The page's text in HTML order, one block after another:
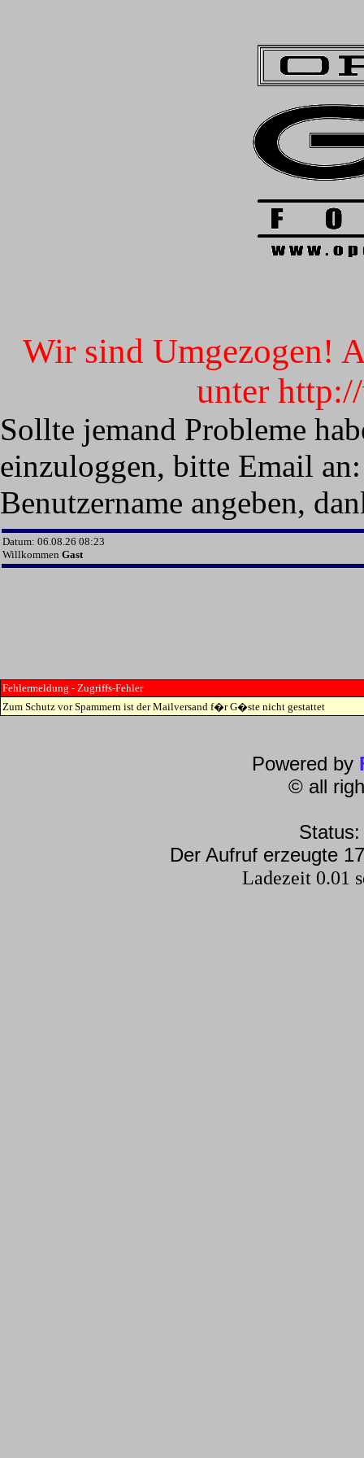
Wir sind Umgezogen!
unter
Sollte jemand Probleme
einzuloggen, bitte Email
Benutzername angeben,
Datum: 06.08.26 08:23
Willkommen Gast
Fehlermeldung - Zugriffs-Fehler
Zum Schutz vor Spammern ist der Mailversand f�r G�ste nicht gestattet
Powered by
© all
Der Aufruf erzeugte
Ladezeit 0.01